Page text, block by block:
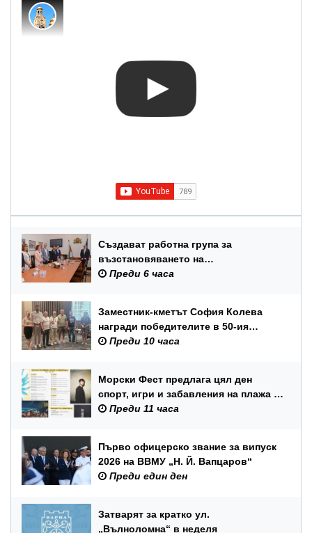
Създават работна група за
възстановяването на
Международния балетен конкурс –
Преди 6 часа
Заместник-кметът София Колева
награди победителите в 50-ия
юбилеен международен бридж
Преди 10 часа
Морски Фест предлага цял ден
спорт, игри и забавления на плажа в
Аспарухово
Преди 11 часа
Първо офицерско звание за випуск
2026 на ВВМУ „Н. Й. Вапцаров“
Преди един ден
Затварят за кратко ул.
„Вълноломна“ в неделя